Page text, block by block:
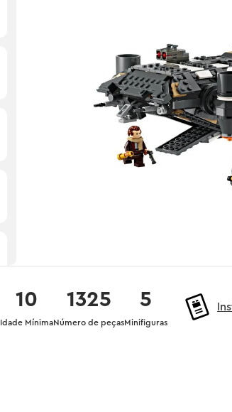
1325
Número de peças
10
Idade Mínima
5
Minifiguras